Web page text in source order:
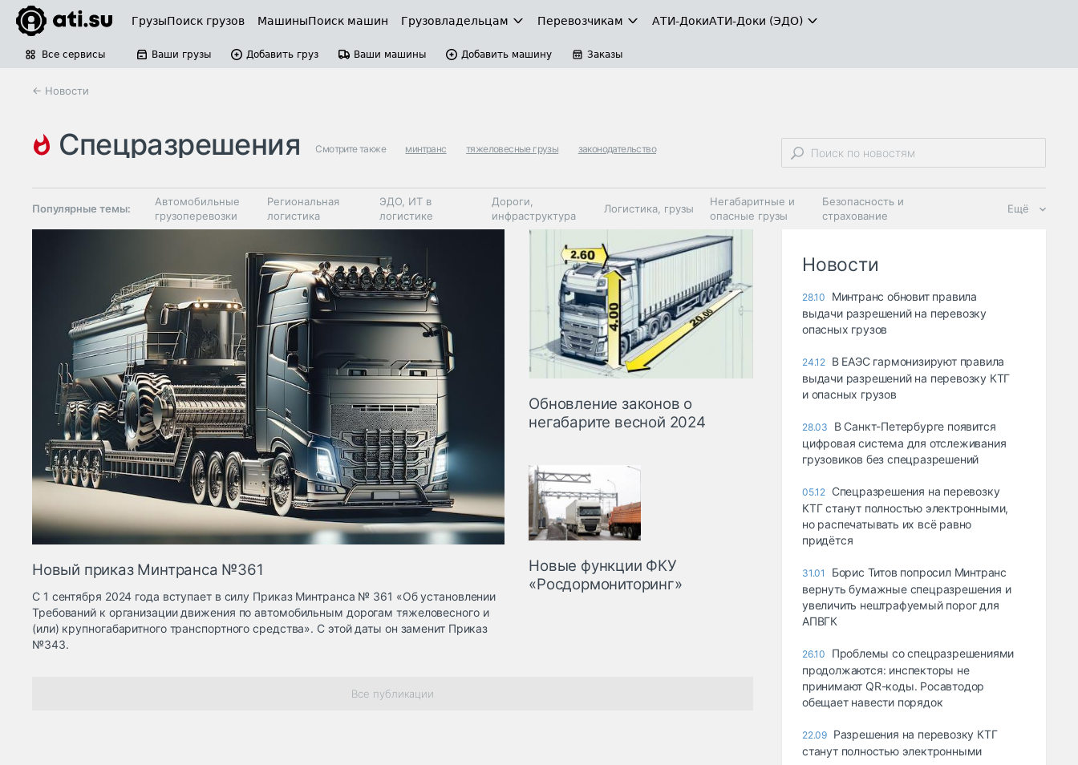
ГрузыПоиск грузов МашиныПоиск машин Грузовладельцам Перевозчикам АТИ-ДокиАТИ-Доки (ЭДО)
Все сервисы Ваши грузы Добавить груз Ваши машины Добавить машину Заказы
← Новости
спецразрешения Смотрите также минтранс тяжеловесные грузы законодательство
Популярные темы:
Автомобильные
грузоперевозки
Региональная
логистика
ЭДО, ИТ в
логистике
Дороги,
инфраструктура
Логистика, грузы
Негабаритные и
опасные грузы
Безопасность и
страхование
грузовые
терминалы
транспорт
Автосервис,
запчасти, шины
Топливо, масла и
автохимия
Ещё
Новый приказ Минтранса №361
С 1 сентября 2024 года вступает в силу Приказ Минтранса № 361 «Об установлении
Требований к организации движения по автомобильным дорогам тяжеловесного и
(или) крупногабаритного транспортного средства». С этой даты он заменит Приказ
№343.
Обновление законов о
негабарите весной 2024
Новые функции ФКУ
«Росдормониторинг»
Все публикации
Новости
28.10
Минтранс обновит правила
выдачи разрешений на перевозку
опасных грузов
24.12 В ЕАЭС гармонизируют правила
выдачи разрешений на перевозку КТГ
и опасных грузов
28.03
В Санкт-Петербурге появится
цифровая система для отслеживания
грузовиков без спецразрешений
05.12 Спецразрешения на перевозку
КТГ станут полностью электронными,
но распечатывать их всё равно
придётся
31.01
Борис Титов попросил Минтранс
вернуть бумажные спецразрешения и
увеличить нештрафуемый порог для
АПВГК
26.10
Проблемы со спецразрешениями
продолжаются: инспекторы не
принимают QR-коды. Росавтодор
обещает навести порядок
22.09 Разрешения на перевозку КТГ
станут полностью электронными